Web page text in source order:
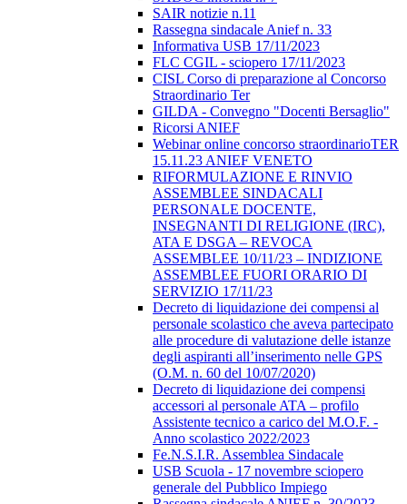
SAIR notizie n.11
Rassegna sindacale Anief n. 33
Informativa USB 17/11/2023
FLC CGIL - sciopero 17/11/2023
CISL Corso di preparazione al Concorso
Straordinario Ter
GILDA - Convegno "Docenti Bersaglio"
Ricorsi ANIEF
Webinar online concorso straordinarioTER
15.11.23 ANIEF VENETO
RIFORMULAZIONE E RINVIO
ASSEMBLEE SINDACALI
PERSONALE DOCENTE,
INSEGNANTI DI RELIGIONE (IRC),
ATA E DSGA – REVOCA
ASSEMBLEE 10/11/23 – INDIZIONE
ASSEMBLEE FUORI ORARIO DI
SERVIZIO 17/11/23
Decreto di liquidazione dei compensi al
personale scolastico che aveva partecipato
alle procedure di valutazione delle istanze
degli aspiranti all’inserimento nelle GPS
(O.M. n. 60 del 10/07/2020)
Decreto di liquidazione dei compensi
accessori al personale ATA – profilo
Assistente tecnico a carico del M.O.F. -
Anno scolastico 2022/2023
Fe.N.S.I.R. Assemblea Sindacale
USB Scuola - 17 novembre sciopero
generale del Pubblico Impiego